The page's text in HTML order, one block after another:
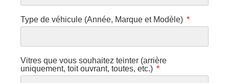
Type de véhicule (Année, Marque et Modèle)
Vitres que vous souhaitez teinter (arrière
uniquement, toit ouvrant, toutes, etc.)